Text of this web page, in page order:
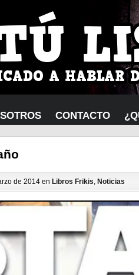
CONTACTO
de 2014 en Libros Frikis, Noticias